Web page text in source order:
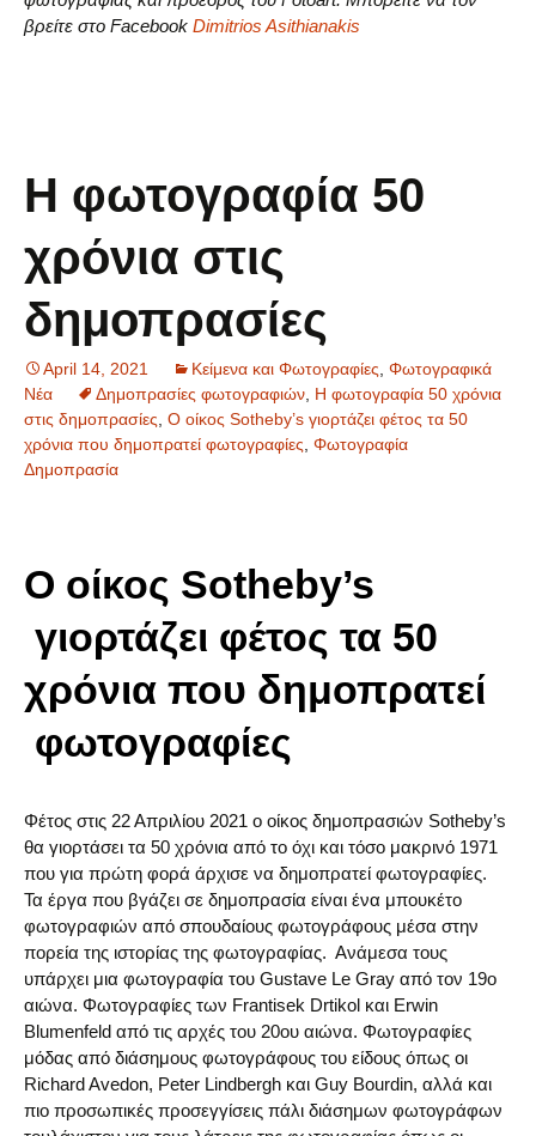
βρείτε στο Facebook Dimitrios Asithianakis
Η φωτογραφία 50
χρόνια στις
δημοπρασίες
April 14, 2021 Κείμενα και Φωτογραφίες Φωτογραφικά
Νέα
Δημοπρασίες φωτογραφιών Η φωτογραφία 50 χρόνια
στις δημοπρασίες Ο οίκος Sotheby’s γιορτάζει φέτος τα 50
χρόνια που δημοπρατεί φωτογραφίες Φωτογραφία
Δημοπρασία
Ο οίκος Sotheby’s
γιορτάζει φέτος τα 50
χρόνια που δημοπρατεί
φωτογραφίες
Φέτος στις 22 Απριλίου 2021 ο οίκος δημοπρασιών Sotheby’s
θα γιορτάσει τα 50 χρόνια από το όχι και τόσο μακρινό 1971
που για πρώτη φορά άρχισε να δημοπρατεί φωτογραφίες.
Τα έργα που βγάζει σε δημοπρασία είναι ένα μπουκέτο
φωτογραφιών από σπουδαίους φωτογράφους μέσα στην
πορεία της ιστορίας της φωτογραφίας. Ανάμεσα τους
υπάρχει μια φωτογραφία του Gustave Le Gray από τον 19ο
αιώνα. Φωτογραφίες των Frantisek Drtikol και Erwin
Blumenfeld από τις αρχές του 20ου αιώνα. Φωτογραφίες
μόδας από διάσημους φωτογράφους του είδους όπως οι
Richard Avedon, Peter Lindbergh και Guy Bourdin, αλλά και
πιο προσωπικές προσεγγίσεις πάλι διάσημων φωτογράφων